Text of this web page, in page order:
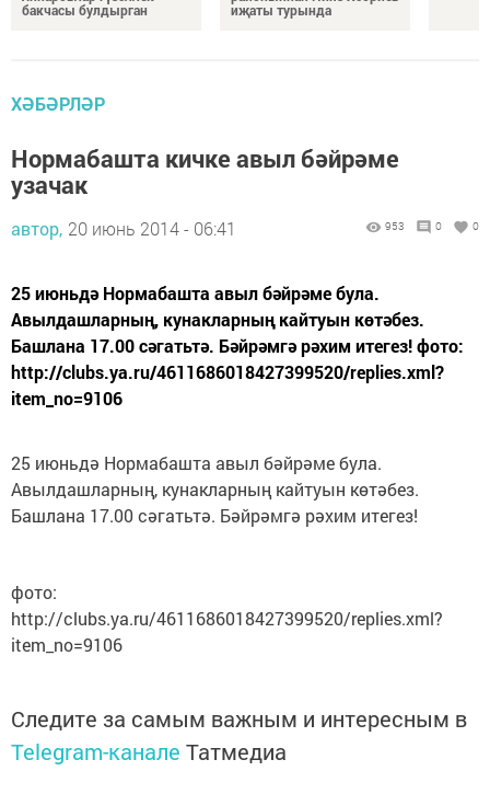
бакчасы булдырган
иҗаты турында
ХӘБӘРЛӘР
Нормабашта кичке авыл бәйрәме
узачак
автор, 20 июнь 2014 - 06:41 953 0 0
25 июньдә Нормабашта авыл бәйрәме була.
Авылдашларның, кунакларның кайтуын көтәбез.
Башлана 17.00 сәгатьтә. Бәйрәмгә рәхим итегез! фото:
http://clubs.ya.ru/4611686018427399520/replies.xml?
item_no=9106
25 июньдә Нормабашта авыл бәйрәме була.
Авылдашларның, кунакларның кайтуын көтәбез.
Башлана 17.00 сәгатьтә. Бәйрәмгә рәхим итегез!
фото:
http://clubs.ya.ru/4611686018427399520/replies.xml?
item_no=9106
Следите за самым важным и интересным в
Telegram-канале Татмедиа